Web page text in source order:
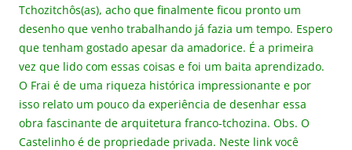
Tchozitchôs(as), acho que finalmente ficou pronto um
desenho que venho trabalhando já fazia um tempo. Espero
que tenham gostado apesar da amadorice. É a primeira
vez que lido com essas coisas e foi um baita aprendizado.
O Frai é de uma riqueza histórica impressionante e por
isso relato um pouco da experiência de desenhar essa
obra fascinante de arquitetura franco-tchozina. Obs. O
Castelinho é de propriedade privada. Neste link você